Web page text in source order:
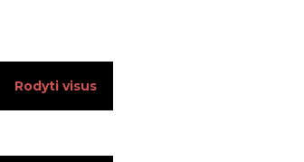
13
13
Rodyti visus